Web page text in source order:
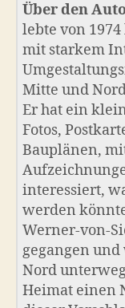
Über den
lebte von
mit starkem
Mitte und
Er hat ein
Fotos,
Bauplänen,
interessiert,
werden
Werner-von-
gegangen
Nord
Heimat einen